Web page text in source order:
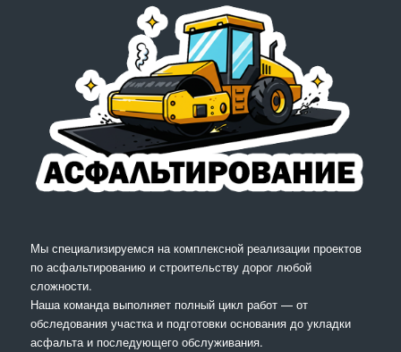
Мы специализируемся на комплексной реализации проектов
по асфальтированию и строительству дорог любой
сложности.
Наша команда выполняет полный цикл работ — от
обследования участка и подготовки основания до укладки
асфальта и последующего обслуживания.